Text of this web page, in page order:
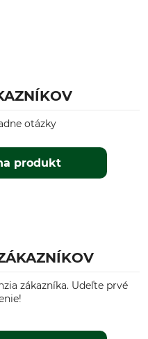
produkt
otázky
zákazníka. Udeľte prvé